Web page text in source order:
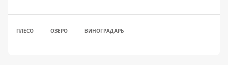
ПЛЕСО ОЗЕРО ВИНОГРАДАРЬ